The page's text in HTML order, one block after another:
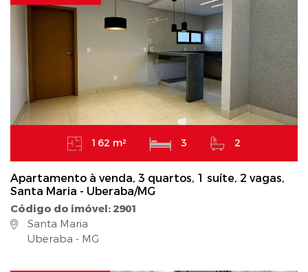
162 m² 3 2
Apartamento à venda, 3 quartos, 1 suíte, 2 vagas,
Santa Maria - Uberaba/MG
Código do imóvel: 2901
Santa Maria
Uberaba - MG